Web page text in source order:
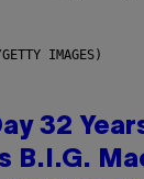
IMAGES)
32
B.I.G.